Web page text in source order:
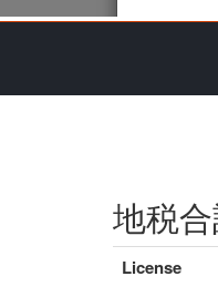
地税
License